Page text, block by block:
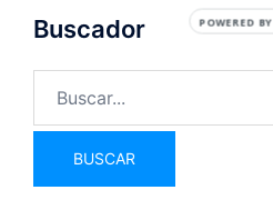
Buscador POWERED BY